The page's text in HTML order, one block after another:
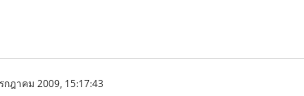
กฎาคม 2009, 15:17:43